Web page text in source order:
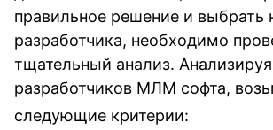
правильное решение и выбрать
разработчика, необходимо
тщательный анализ.
разработчиков МЛМ софта,
следующие критерии: